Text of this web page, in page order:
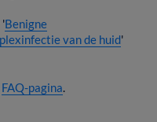
'Benigne
van de huid'
FAQ-pagina​.